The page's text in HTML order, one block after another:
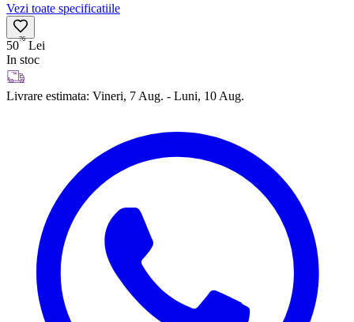
Vezi toate specificatiile
5076 Lei
In stoc
Livrare estimata: Vineri, 7 Aug. - Luni, 10 Aug.